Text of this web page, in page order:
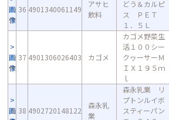
画
像
36 4901340061149
アサヒ
飲料
どう＆カルピ
ス ＰＥＴ
１．５Ｌ
画
像
37 4901306026403 カゴメ
カゴメ野菜生
活１００シー
クヮーサーＭ
ＩＸ１９５ｍ
ｌ
画 38 4902720148122
森永乳
業
森永乳業 リ
プトンルイボ
スティーパン